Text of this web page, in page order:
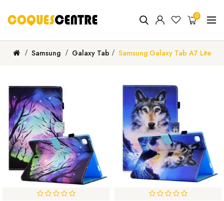
0
Samsung Galaxy Tab Samsung Galaxy Tab A7 Lite